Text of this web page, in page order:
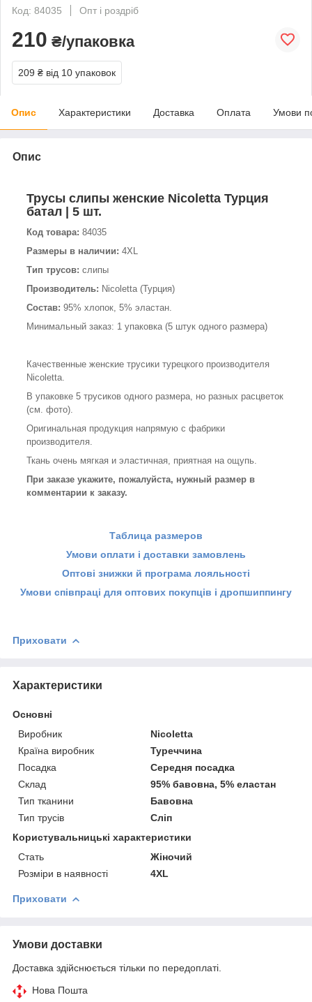
Код: 84035
Опт і роздріб
210 ₴/упаковка
209 ₴ від 10 упаковок
Опис Характеристики Доставка Оплата Умови
Опис
Трусы слипы женские Nicoletta Турция
батал | 5 шт.
Код товара: 84035
Размеры в наличии: 4XL
Тип трусов: слипы
Производитель: Nicoletta (Турция)
Состав: 95% хлопок, 5% эластан.
Минимальный заказ: 1 упаковка (5 штук одного размера)
Качественные женские трусики турецкого производителя
Nicoletta.
В упаковке 5 трусиков одного размера, но разных расцветок
(см. фото).
Оригинальная продукция напрямую с фабрики
производителя.
Ткань очень мягкая и эластичная, приятная на ощупь.
При заказе укажите, пожалуйста, нужный размер в
комментарии к заказу.
Таблица размеров
Умови оплати і доставки замовлень
Оптові знижки й програма лояльності
Умови співпраці для оптових покупців і дропшиппингу
Приховати
Характеристики
Основні
Виробник
Nicoletta
Країна виробник
Туреччина
Посадка
Середня посадка
Склад
95% бавовна, 5% еластан
Тип тканини
Бавовна
Тип трусів
Сліп
Користувальницькі характеристики
Cтать
Жіночий
Розміри в наявності
4XL
Приховати
Умови доставки
Доставка здійснюється тільки по передоплаті.
Нова Пошта